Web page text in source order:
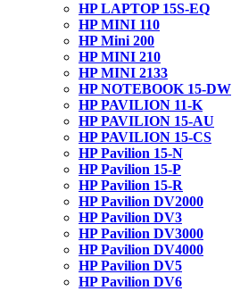
HP LAPTOP 15S-EQ
HP MINI 110
HP Mini 200
HP MINI 210
HP MINI 2133
HP NOTEBOOK 15-DW
HP PAVILION 11-K
HP PAVILION 15-AU
HP PAVILION 15-CS
HP Pavilion 15-N
HP Pavilion 15-P
HP Pavilion 15-R
HP Pavilion DV2000
HP Pavilion DV3
HP Pavilion DV3000
HP Pavilion DV4000
HP Pavilion DV5
HP Pavilion DV6